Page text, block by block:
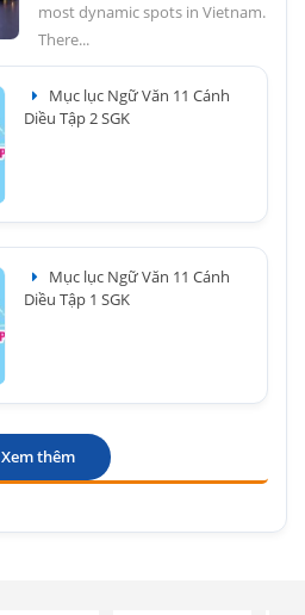
most dynamic spots in Vietnam.
There...
Mục lục Ngữ Văn 11 Cánh
Diều Tập 2 SGK
Mục lục Ngữ Văn 11 Cánh
Diều Tập 1 SGK
Xem thêm